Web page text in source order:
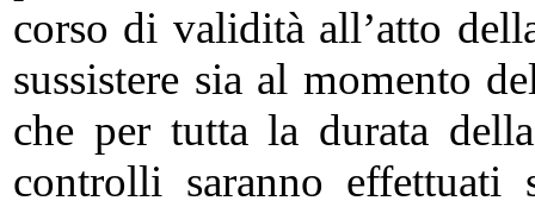
corso di validità all’atto
sussistere sia al momento
che per tutta la durata
controlli saranno